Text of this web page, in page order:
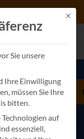
Mit
Sie unsere
Ihre Einwilligung
müssen Sie Ihre
bitten.
auf
essenziell,